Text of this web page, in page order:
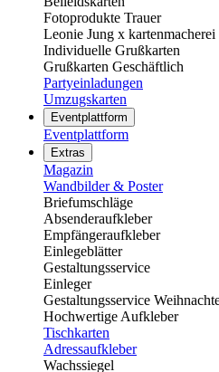
Fotoprodukte Trauer
Leonie Jung x kartenmacherei
Individuelle Grußkarten
Grußkarten Geschäftlich
Partyeinladungen
Umzugskarten
Eventplattform
Eventplattform
Extras
Magazin
Wandbilder & Poster
Briefumschläge
Absenderaufkleber
Empfängeraufkleber
Einlegeblätter
Gestaltungsservice
Einleger
Gestaltungsservice
Hochwertige Aufkleber
Tischkarten
Adressaufkleber
Wachssiegel